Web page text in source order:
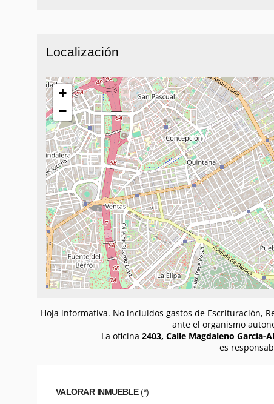
Localización
+
−
Hoja informativa. No incluidos gastos de Escrituración,
ante el organismo
La oficina 2403, Calle Magdaleno García-
es
VALORAR INMUEBLE(*)